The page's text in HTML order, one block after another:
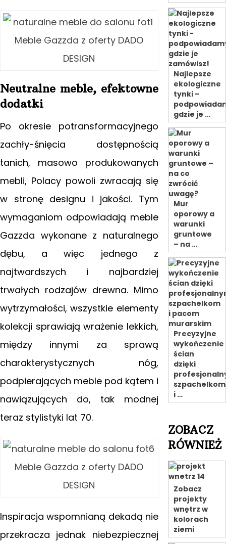
Meble Gazzda z oferty DADO
DESIGN
Neutralne meble, efektowne
dodatki
Po okresie potransformacyjnego
zachły-śnięcia dostępnością
tanich, masowo produkowanych
mebli, Polacy powoli zwracają się
w stronę designu i jakości. Tym
wymaganiom odpowiadają meble
Gazzda wykonane z naturalnego
dębu, a więc jednego z
najtwardszych i najbardziej
trwałych rodzajów drewna. Mimo
wytrzymałości, wszystkie elementy
kolekcji sprawiają wrażenie lekkich,
między innymi za sprawą
charakterystycznych nóg,
podpierających meble pod kątem i
nawiązujących do, tak modnej
teraz stylistyki lat 70.
Meble Gazzda z oferty DADO
DESIGN
Inspiracja wspomnianą dekadą nie
przekracza jednak niebezpiecznej
Najlepsze
ekologiczne
tynki –
gdzie je …
Mur
oporowy a
warunki
gruntowe
– na …
Precyzyjne
wykończenie
ścian
dzięki
szpachelkom
i …
ZOBACZ
RÓWNIEŻ
Zobacz
projekty
wnętrz w
kolorach
ziemi